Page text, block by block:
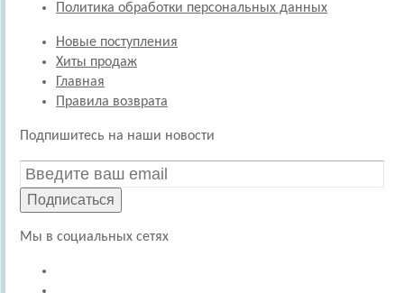
Политика обработки персональных данных
Новые поступления
Хиты продаж
Главная
Правила возврата
Подпишитесь на наши новости
Подписаться
Мы в социальных сетях